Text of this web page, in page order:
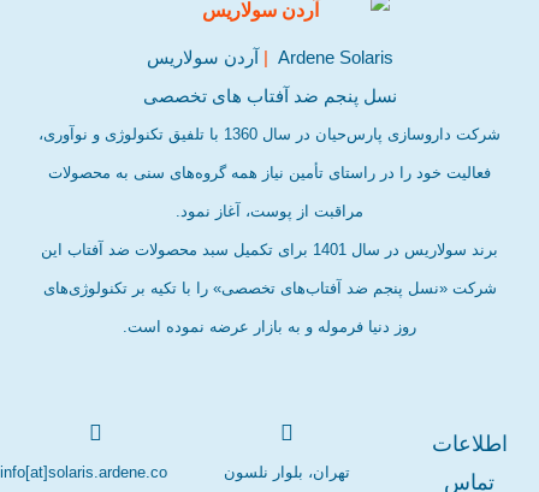
Ardene Solaris
| آردن سولاریس
نسل پنجم ضد آفتاب های تخصصی
شرکت داروسازی پارس‌حیان در سال 1360 با تلفیق تکنولوژی و نوآوری،
فعالیت خود را در راستای تأمین نیاز همه گروه‌های سنی به محصولات
مراقبت از پوست، آغاز نمود.
برند سولاریس در سال 1401 برای تکمیل سبد محصولات ضد آفتاب این
شرکت «نسل پنجم ضد آفتاب‌های تخصصی» را با تکیه بر تکنولوژی‌های
روز دنیا فرموله و به بازار عرضه نموده است.
اطلاعات
تماس
تهران، بلوار نلسون info[at]solaris.ardene.co